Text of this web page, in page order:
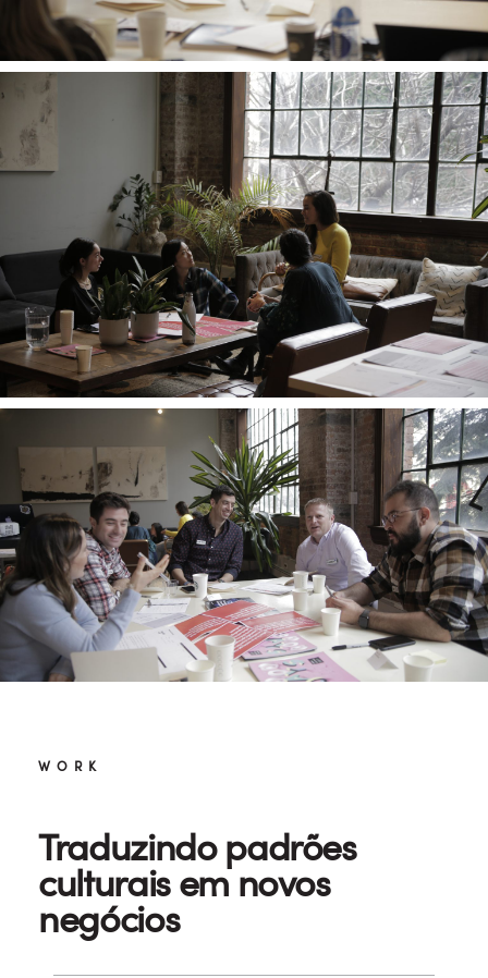
WORK
Traduzindo padrões
culturais em novos
negócios